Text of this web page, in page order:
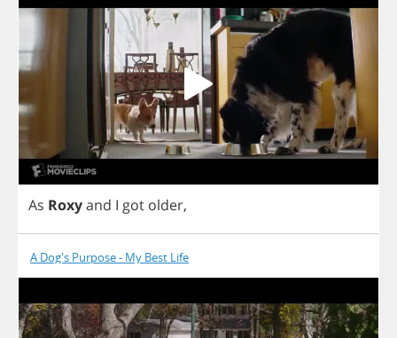
As Roxyand I got older,
A Dog's Purpose - My Best Life